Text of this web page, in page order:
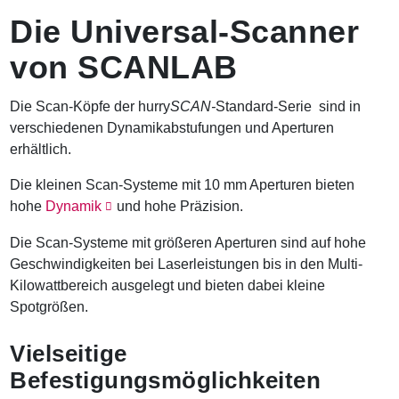
a
v
i
g
a
t
i
o
Die Universal-Scanner
von SCANLAB
Die Scan-Köpfe der hurrySCAN-Standard-Serie sind in
verschiedenen Dynamikabstufungen und Aperturen
erhältlich.
Die kleinen Scan-Systeme mit 10 mm Aperturen bieten
hohe Dynamik und hohe Präzision.
Die Scan-Systeme mit größeren Aperturen sind auf hohe
Geschwindigkeiten bei Laserleistungen bis in den Multi-
Kilowattbereich ausgelegt und bieten dabei kleine
Spotgrößen.
Vielseitige
Befestigungsmöglichkeiten